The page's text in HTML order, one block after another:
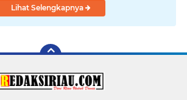
Lihat Selengkapnya